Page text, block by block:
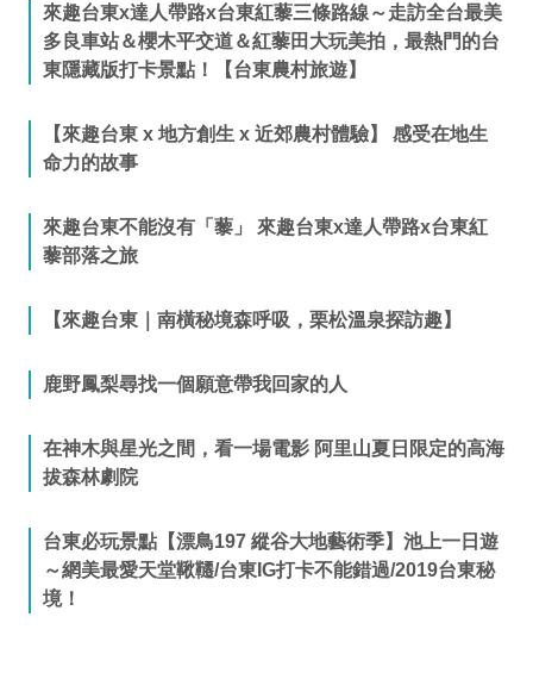
來趣台東x達人帶路x台東紅藜三條路線～走訪全台最美
多良車站＆櫻木平交道＆紅藜田大玩美拍，最熱門的台
東隱藏版打卡景點！【台東農村旅遊】
【來趣台東 x 地方創生 x 近郊農村體驗】 感受在地生
命力的故事
來趣台東不能沒有「藜」 來趣台東x達人帶路x台東紅
藜部落之旅
【來趣台東｜南橫秘境森呼吸，栗松溫泉探訪趣】
鹿野鳳梨尋找一個願意帶我回家的人
在神木與星光之間，看一場電影 阿里山夏日限定的高海
拔森林劇院
台東必玩景點【漂鳥197 縱谷大地藝術季】池上一日遊
～網美最愛天堂鞦韆/台東IG打卡不能錯過/2019台東秘
境！